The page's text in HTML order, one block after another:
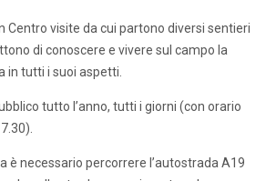
Centro visite da cui partono diversi sentieri
di conoscere e vivere sul campo la
in tutti i suoi aspetti.
tutto l’anno, tutti i giorni (con orario
è necessario percorrere l’autostrada A19